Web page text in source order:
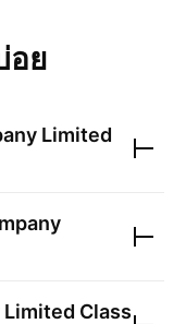
อย
Limited
Class